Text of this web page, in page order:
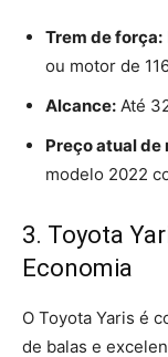
Trem de força:
ou motor de
Alcance: Até
Preço atual de
modelo 2022
3. Toyota
Economia
O Toyota Yaris é
de balas e